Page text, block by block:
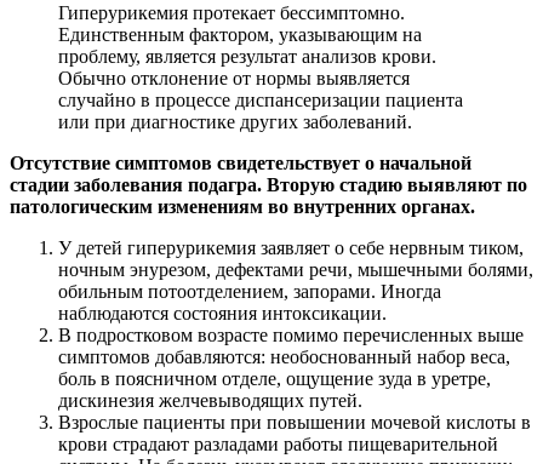
Гиперурикемия протекает бессимптомно.
Единственным фактором, указывающим на
проблему, является результат анализов крови.
Обычно отклонение от нормы выявляется
случайно в процессе диспансеризации пациента
или при диагностике других заболеваний.
Отсутствие симптомов свидетельствует о начальной
стадии заболевания подагра. Вторую стадию выявляют по
патологическим изменениям во внутренних органах.
У детей гиперурикемия заявляет о себе нервным тиком,
ночным энурезом, дефектами речи, мышечными болями,
обильным потоотделением, запорами. Иногда
наблюдаются состояния интоксикации.
В подростковом возрасте помимо перечисленных выше
симптомов добавляются: необоснованный набор веса,
боль в поясничном отделе, ощущение зуда в уретре,
дискинезия желчевыводящих путей.
Взрослые пациенты при повышении мочевой кислоты в
крови страдают разладами работы пищеварительной